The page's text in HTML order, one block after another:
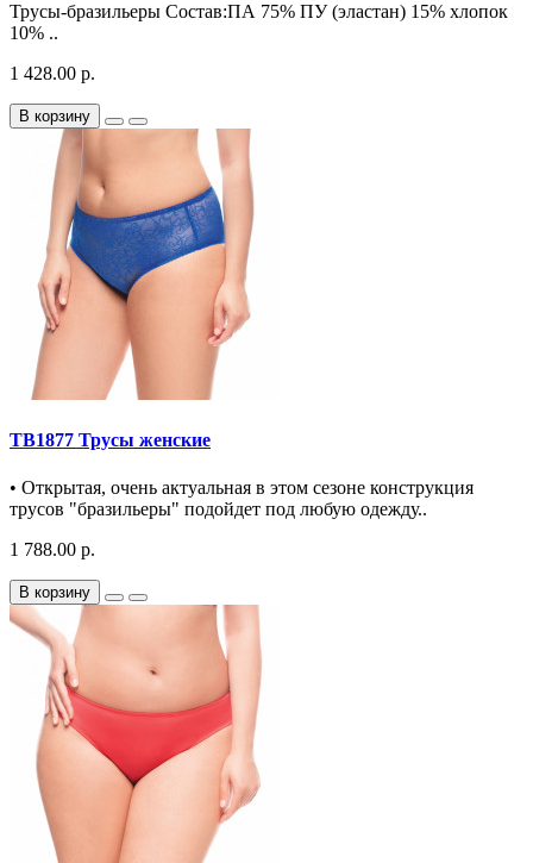
Трусы-бразильеры Состав:ПА 75% ПУ (эластан) 15% хлопок
10% ..
1 428.00 р.
В корзину
TB1877 Трусы женские
• Открытая, очень актуальная в этом сезоне конструкция
трусов "бразильеры" подойдет под любую одежду..
1 788.00 р.
В корзину